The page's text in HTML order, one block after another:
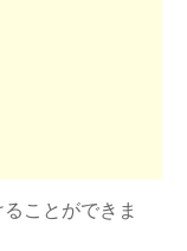
ことができま